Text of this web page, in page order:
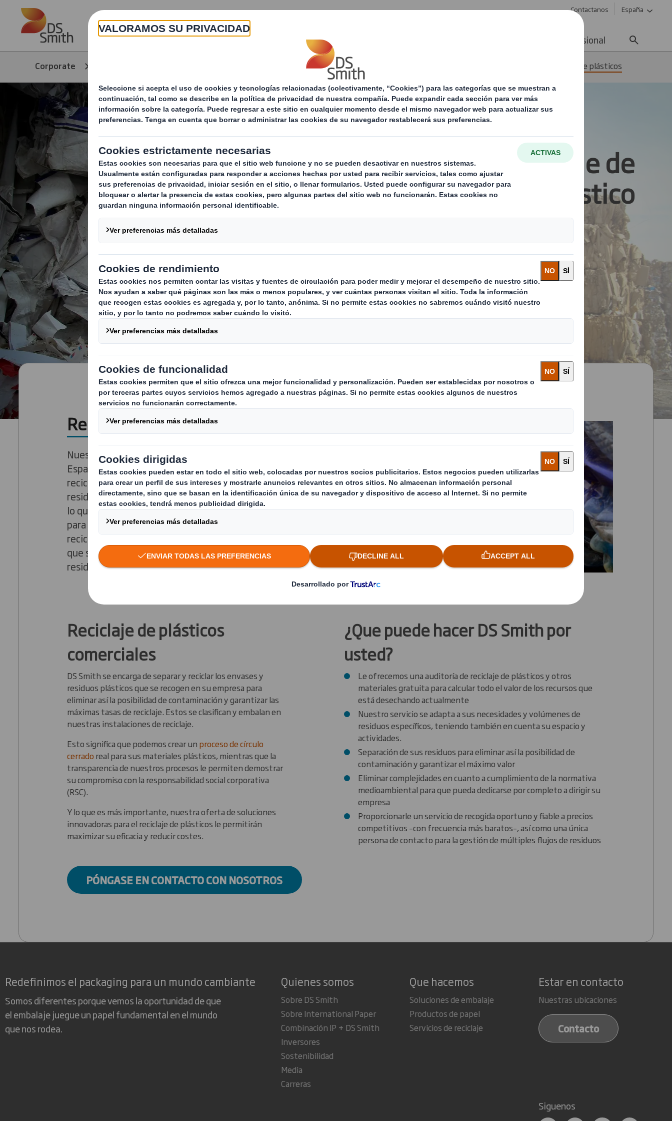
Skip to main content Contactanos España
Acerca de Productos y servicios Carrera profesional
Corporate Servicios de Reciclaje Servicios de gestión de residuos y reciclaje Reciclaje de plásticos
Empresa de reciclaje de
plástico
Reciclaje de plásticos
Nuestro servicio de reciclaje de plásticos en
España se ha diseñado para mejorar sus tasas de
reciclaje, eliminar complejidades y evitar que los
residuos terminen en vertederos. Para ello, usamos
lo que nosotros llamamos «El poder de menos»
para asegurarle que maximiza la rentabilidad de su
reciclaje mediante la implementación de servicios
que son más baratos y le permitirán reducir sus
residuos y complejidades.
Reciclaje de plásticos
comerciales
DS Smith se encarga de separar y reciclar los envases y
residuos plásticos que se recogen en su empresa para
eliminar así la posibilidad de contaminación y garantizar las
máximas tasas de reciclaje. Estos se clasifican y embalan en
nuestras instalaciones de reciclaje.
Esto significa que podemos crear un proceso de círculo
cerrado real para sus materiales plásticos, mientras que la
transparencia de nuestros procesos le permiten demostrar
su compromiso con la responsabilidad social corporativa
(RSC).
Y lo que es más importante, nuestra oferta de soluciones
innovadoras para el reciclaje de plásticos le permitirán
maximizar su eficacia y reducir costes.
¿Que puede hacer DS Smith por
usted?
Le ofrecemos una auditoría de reciclaje de plásticos y otros
materiales gratuita para calcular todo el valor de los recursos que
está desechando actualmente
Nuestro servicio se adapta a sus necesidades y volúmenes de
residuos específicos, teniendo también en cuenta su espacio y
actividades.
Separación de sus residuos para eliminar así la posibilidad de
contaminación y garantizar el máximo valor
Eliminar complejidades en cuanto a cumplimiento de la normativa
medioambiental para que pueda dedicarse por completo a dirigir su
empresa
Proporcionarle un servicio de recogida oportuno y fiable a precios
competitivos –con frecuencia más baratos–, así como una única
persona de contacto para la gestión de múltiples flujos de residuos
PÓNGASE EN CONTACTO CON NOSOTROS
Redefinimos el packaging para un mundo cambiante
Somos diferentes porque vemos la oportunidad de que
el embalaje juegue un papel fundamental en el mundo
que nos rodea.
Quienes somos
Sobre DS Smith
Sobre International Paper
Combinación IP + DS Smith
Inversores
Sostenibilidad
Media
Carreras
Que hacemos
Soluciones de embalaje
Productos de papel
Servicios de reciclaje
Estar en contacto
Nuestras ubicaciones
Contacto
Siguenos